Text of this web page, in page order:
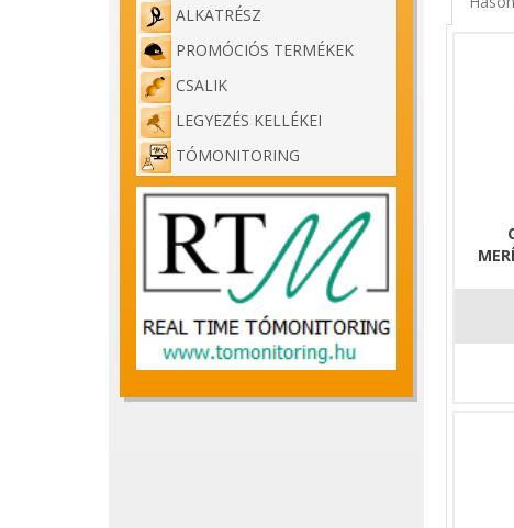
ALKATRÉSZ
PROMÓCIÓS TERMÉKEK
CSALIK
LEGYEZÉS KELLÉKEI
TÓMONITORING